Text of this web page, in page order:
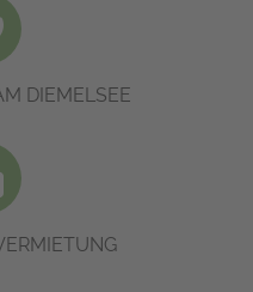
DIEMELSEE
Ferienwohnung in unseren